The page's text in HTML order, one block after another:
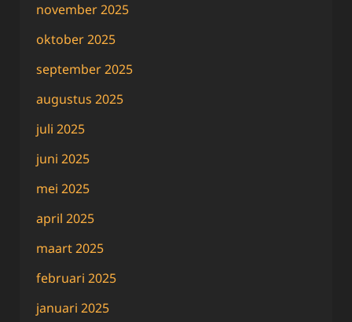
november 2025
oktober 2025
september 2025
augustus 2025
juli 2025
juni 2025
mei 2025
april 2025
maart 2025
februari 2025
januari 2025